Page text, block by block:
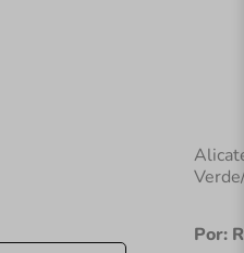
Por: